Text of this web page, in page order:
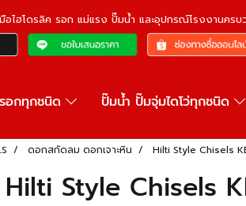
อไฮโดรลิค รอก แม่แรง ปั๊มน้ำ และอุปกรณ์โรงงานครบ
อกทุกชนิด ปั๊มน้ำ ปั๊มจุ่มไดโว่ทุกชนิด
ดอกสกัดลม ดอกเจาะหิน Hilti Style Chisels
Hilti Style Chisels